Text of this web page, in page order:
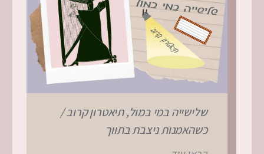
שלישייה במי במול, תיאטרון קרוב /
כשהאמנות ניצבת בתווך